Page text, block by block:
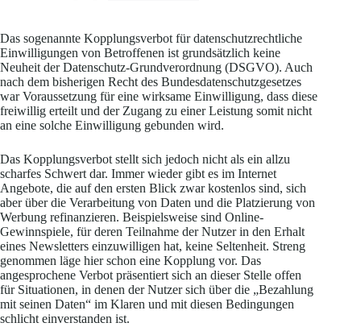
Das sogenannte Kopplungsverbot für datenschutzrechtliche
Einwilligungen von Betroffenen ist grundsätzlich keine
Neuheit der Datenschutz-Grundverordnung (DSGVO). Auch
nach dem bisherigen Recht des Bundesdatenschutzgesetzes
war Voraussetzung für eine wirksame Einwilligung, dass diese
freiwillig erteilt und der Zugang zu einer Leistung somit nicht
an eine solche Einwilligung gebunden wird.
Das Kopplungsverbot stellt sich jedoch nicht als ein allzu
scharfes Schwert dar. Immer wieder gibt es im Internet
Angebote, die auf den ersten Blick zwar kostenlos sind, sich
aber über die Verarbeitung von Daten und die Platzierung von
Werbung refinanzieren. Beispielsweise sind Online-
Gewinnspiele, für deren Teilnahme der Nutzer in den Erhalt
eines Newsletters einzuwilligen hat, keine Seltenheit. Streng
genommen läge hier schon eine Kopplung vor. Das
angesprochene Verbot präsentiert sich an dieser Stelle offen
für Situationen, in denen der Nutzer sich über die „Bezahlung
mit seinen Daten“ im Klaren und mit diesen Bedingungen
schlicht einverstanden ist.